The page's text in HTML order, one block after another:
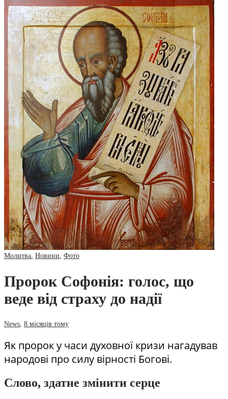
Молитва Новини Фото
Пророк Софонія: голос, що
веде від страху до надії
News 8 місяців тому
Як пророк у часи духовної кризи нагадував
народові про силу вірності Богові.
Слово, здатне змінити серце